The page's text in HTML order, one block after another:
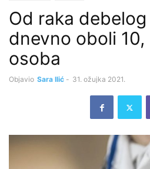
Od raka
dnevno oboli
osoba
Objavio Sara Ilić - 31. ožujka 2021.